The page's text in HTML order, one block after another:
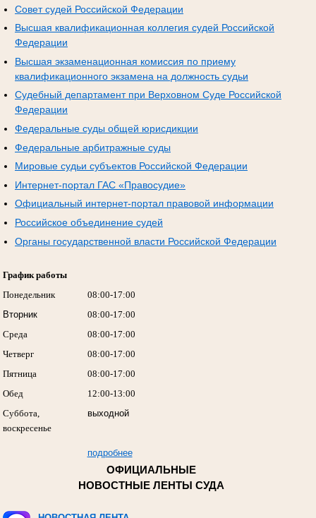
Совет судей Российской Федерации
Высшая квалификационная коллегия судей Российской
Федерации
Высшая экзаменационная комиссия по приему
квалификационного экзамена на должность судьи
Судебный департамент при Верховном Суде Российской
Федерации
Федеральные суды общей юрисдикции
Федеральные арбитражные суды
Мировые судьи субъектов Российской Федерации
Интернет-портал ГАС «Правосудие»
Официальный интернет-портал правовой информации
Российское объединение судей
Органы государственной власти Российской Федерации
График работы
Понедельник
08:00-17:00
Вторник
08:00-17:00
Среда
08:00-17:00
Четверг
08:00-17:00
Пятница
08:00-17:00
Обед
12:00-13:00
Суббота,
воскресенье
выходной
подробнее
ОФИЦИАЛЬНЫЕ
НОВОСТНЫЕ ЛЕНТЫ СУДА